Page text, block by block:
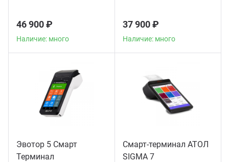
46 900 ₽
Наличие: много
37 900 ₽
Наличие: много
Эвотор 5 Смарт
Терминал
Смарт-терминал АТОЛ
SIGMA 7